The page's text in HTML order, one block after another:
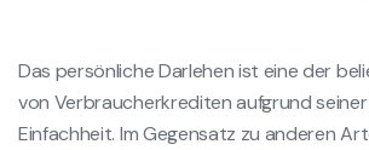
Das persönliche Darlehen ist eine der
von Verbraucherkrediten aufgrund
Einfachheit. Im Gegensatz zu anderen